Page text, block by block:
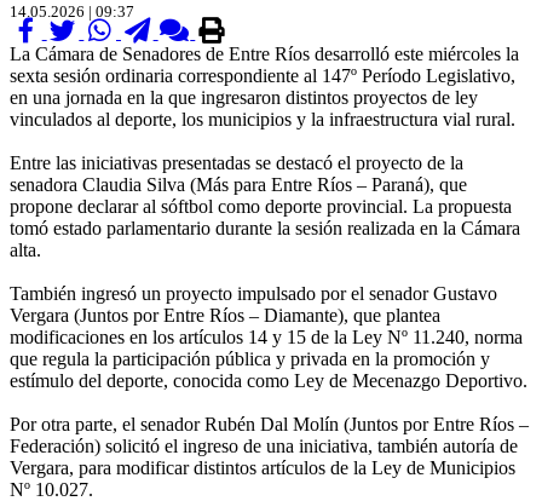
14.05.2026 | 09:37
La Cámara de Senadores de Entre Ríos desarrolló este miércoles la
sexta sesión ordinaria correspondiente al 147º Período Legislativo,
en una jornada en la que ingresaron distintos proyectos de ley
vinculados al deporte, los municipios y la infraestructura vial rural.
Entre las iniciativas presentadas se destacó el proyecto de la
senadora Claudia Silva (Más para Entre Ríos – Paraná), que
propone declarar al sóftbol como deporte provincial. La propuesta
tomó estado parlamentario durante la sesión realizada en la Cámara
alta.
También ingresó un proyecto impulsado por el senador Gustavo
Vergara (Juntos por Entre Ríos – Diamante), que plantea
modificaciones en los artículos 14 y 15 de la Ley Nº 11.240, norma
que regula la participación pública y privada en la promoción y
estímulo del deporte, conocida como Ley de Mecenazgo Deportivo.
Por otra parte, el senador Rubén Dal Molín (Juntos por Entre Ríos –
Federación) solicitó el ingreso de una iniciativa, también autoría de
Vergara, para modificar distintos artículos de la Ley de Municipios
Nº 10.027.